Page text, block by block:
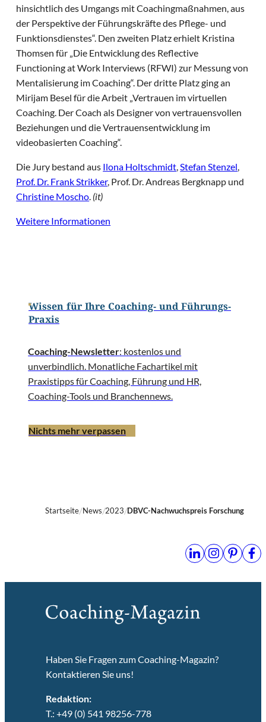
hinsichtlich des Umgangs mit Coachingmaßnahmen, aus
der Perspektive der Führungskräfte des Pflege- und
Funktionsdienstes“. Den zweiten Platz erhielt Kristina
Thomsen für „Die Entwicklung des Reflective
Functioning at Work Interviews (RFWI) zur Messung von
Mentalisierung im Coaching“. Der dritte Platz ging an
Mirijam Besel für die Arbeit „Vertrauen im virtuellen
Coaching. Der Coach als Designer von vertrauensvollen
Beziehungen und die Vertrauensentwicklung im
videobasierten Coaching“.
Die Jury bestand aus Ilona Holtschmidt,Stefan Stenzel,
Prof. Dr. Frank Strikker, Prof. Dr. Andreas Bergknapp und
Christine Moscho. (it)
Weitere Informationen
Wissen für Ihre Coaching- und Führungs-
Praxis
Coaching-Newsletter: kostenlos und
unverbindlich. Monatliche Fachartikel mit
Praxistipps für Coaching, Führung und HR,
Coaching-Tools und Branchennews.
Nichts mehr verpassen
Startseite News 2023 DBVC-Nachwuchspreis Forschung
Haben Sie Fragen zum Coaching-Magazin?
Kontaktieren Sie uns!
Redaktion:
T.: +49 (0) 541 98256-778